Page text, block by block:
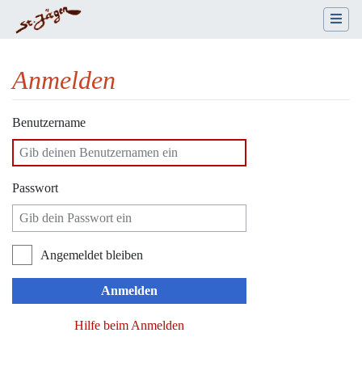
Anmelden
Wechseln zu:Navigation
Benutzername
Passwort
Angemeldet bleiben
Anmelden
Hilfe beim Anmelden